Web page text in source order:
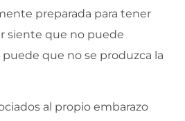
preparada para tener
siente que no puede
que no se produzca la
al propio embarazo